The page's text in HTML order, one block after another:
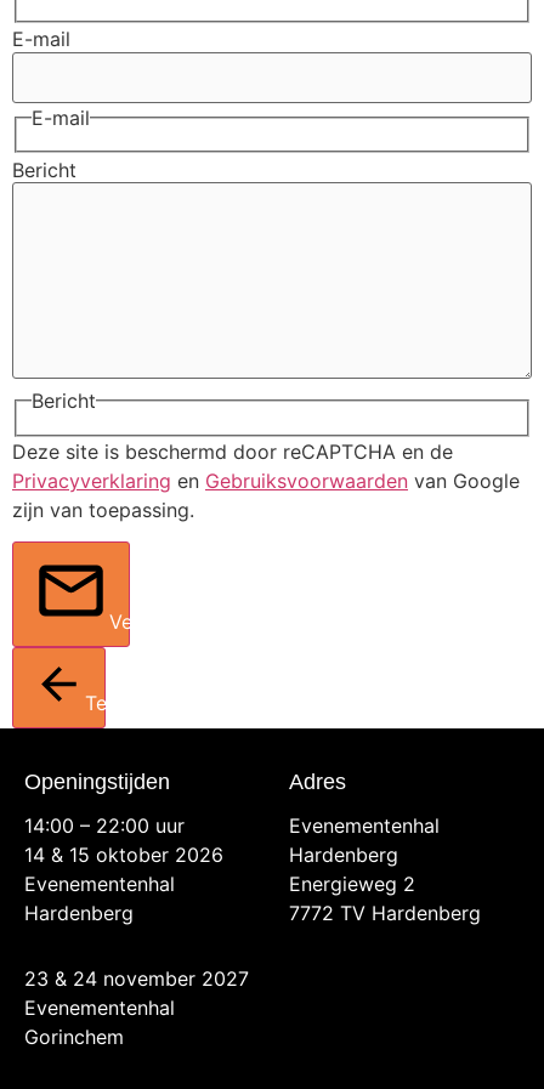
E-mail
E-mail
Bericht
Bericht
Deze site is beschermd door reCAPTCHA en de
Privacyverklaring en Gebruiksvoorwaarden van Google
zijn van toepassing.
Verstuur
Terug
Openingstijden
14:00 – 22:00 uur
14 & 15 oktober 2026
Evenementenhal
Hardenberg
23 & 24 november 2027
Evenementenhal
Gorinchem
Adres
Evenementenhal
Hardenberg
Energieweg 2
7772 TV Hardenberg